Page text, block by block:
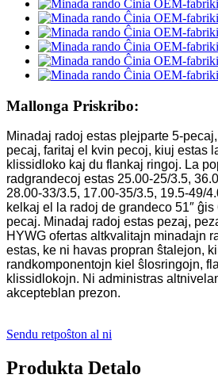
Mallonga Priskribo:
Minadaj radoj estas plejparte 5-
pecaj, faritaj el kvin pecoj, kiuj estas
klissidloko kaj du flankaj ringoj. La
radgrandecoj estas 25.00-25/3.5,
28.00-33/3.5, 17.00-35/3.5, 19.5-49/
kelkaj el la radoj de grandeco 51″ ĝis
pecaj. Minadaj radoj estas pezaj,
HYWG ofertas altkvalitajn minadajn
estas, ke ni havas propran ŝtalejon,
randkomponentojn kiel ŝlosringojn,
klissidlokojn. Ni administras
akcepteblan prezon.
Sendu retpoŝton al ni
Produkta Detalo